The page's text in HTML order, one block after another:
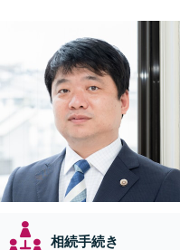
相続手続き